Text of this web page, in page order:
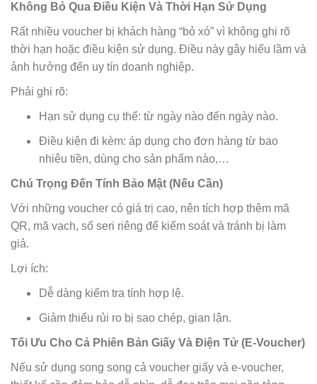
Không Bỏ Qua Điều Kiện Và Thời Hạn Sử Dụng
Rất nhiều voucher bị khách hàng “bỏ xó” vì không ghi rõ
thời hạn hoặc điều kiện sử dụng. Điều này gây hiểu lầm và
ảnh hưởng đến uy tín doanh nghiệp.
Phải ghi rõ:
Hạn sử dụng cụ thể: từ ngày nào đến ngày nào.
Điều kiện đi kèm: áp dụng cho đơn hàng từ bao
nhiêu tiền, dùng cho sản phẩm nào,…
Chú Trọng Đến Tính Bảo Mật (Nếu Cần)
Với những voucher có giá trị cao, nên tích hợp thêm mã
QR, mã vạch, số seri riêng để kiểm soát và tránh bị làm
giả.
Lợi ích:
Dễ dàng kiểm tra tính hợp lệ.
Giảm thiểu rủi ro bị sao chép, gian lận.
Tối Ưu Cho Cả Phiên Bản Giấy Và Điện Tử (E-Voucher)
Nếu sử dụng song song cả voucher giấy và e-voucher,